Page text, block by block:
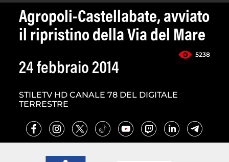
Agropoli-Castellabate, avviato
il ripristino della Via del Mare
5238
24 febbraio 2014
STILETV HD CANALE 78 DEL DIGITALE
TERRESTRE